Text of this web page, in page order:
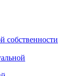
собственности